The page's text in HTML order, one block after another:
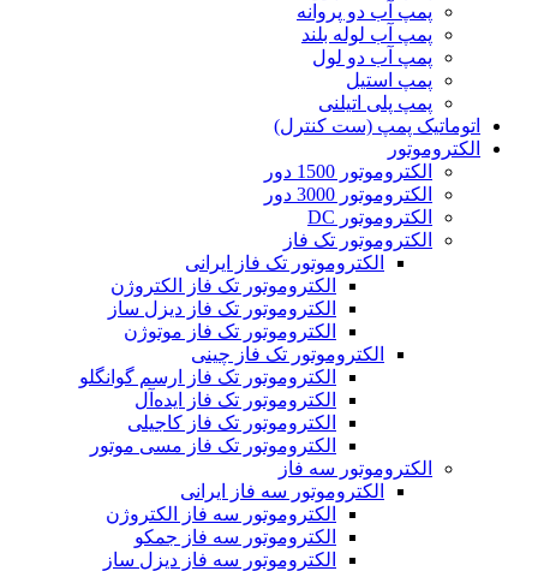
پمپ آب دو پروانه
پمپ آب لوله بلند
پمپ آب دو لول
پمپ استیل
پمپ پلی اتیلنی
اتوماتیک پمپ (ست کنترل)
الکتروموتور
الکتروموتور 1500 دور
الکتروموتور 3000 دور
الکتروموتور DC
الکتروموتور تک فاز
الکتروموتور تک فاز ایرانی
الکتروموتور تک فاز الکتروژن
الکتروموتور تک فاز دیزل ساز
الکتروموتور تک فاز موتوژن
الکتروموتور تک فاز چینی
الکتروموتور تک فاز ارسم گوانگلو
الکتروموتور تک فاز ایده‌آل
الکتروموتور تک فاز کاجیلی
الکتروموتور تک فاز مسی موتور
الکتروموتور سه فاز
الکتروموتور سه فاز ایرانی
الکتروموتور سه فاز الکتروژن
الکتروموتور سه فاز جمکو
الکتروموتور سه فاز دیزل ساز